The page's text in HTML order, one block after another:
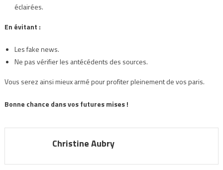
éclairées.
En évitant :
Les fake news.
Ne pas vérifier les antécédents des sources.
Vous serez ainsi mieux armé pour profiter pleinement de vos paris.
Bonne chance dans vos futures mises !
Christine Aubry